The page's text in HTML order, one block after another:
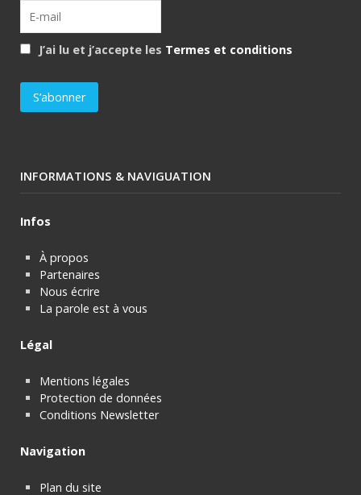
J’ai lu et j’accepte les Termes et conditions
INFORMATIONS & NAVIGUATION
Infos
À propos
Partenaires
Nous écrire
La parole est à vous
Légal
Mentions légales
Protection de données
Conditions Newsletter
Navigation
Plan du site